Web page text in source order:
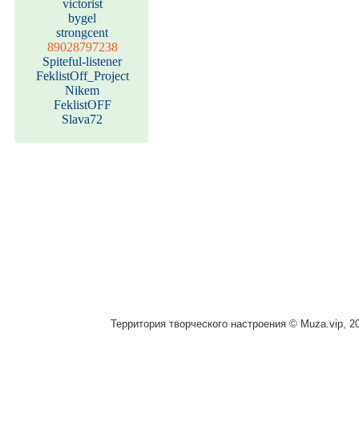
victorist
bygel
strongcent
89028797238
Spiteful-listener
FeklistOff_Project
Nikem
FeklistOFF
Slava72
Территория творческого настроения © Muza.vip,